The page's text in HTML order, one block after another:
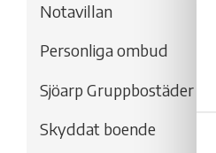
Notavillan
Personliga ombud
Sjöarp Gruppbostäder
Skyddat boende